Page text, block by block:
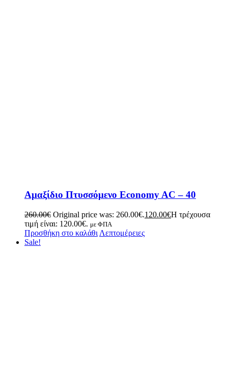
Αμαξίδιο Πτυσσόμενο Economy AC – 40
260.00€ Original price was: 260.00€.120.00€Η τρέχουσα
τιμή είναι: 120.00€. με ΦΠΑ
Προσθήκη στο καλάθι Λεπτομέρειες
Sale!